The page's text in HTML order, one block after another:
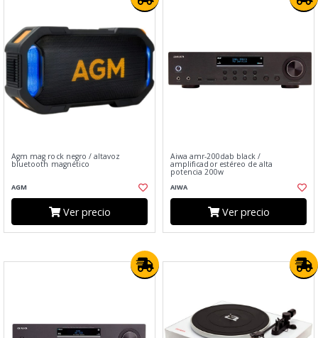
Agm mag rock negro / altavoz
bluetooth magnético
AGM
Ver precio
Aiwa amr-200dab black /
amplificador estéreo de alta
potencia 200w
AIWA
Ver precio